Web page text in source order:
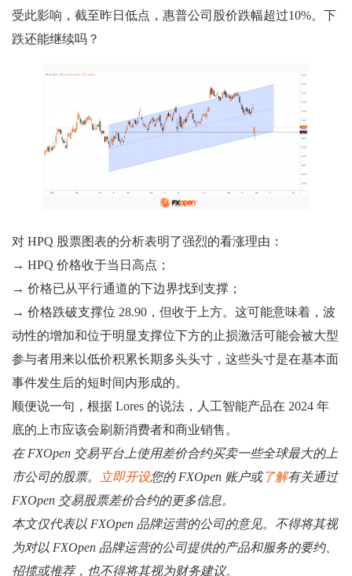
受此影响，截至昨日低点，惠普公司股价跌幅超过10%。下
跌还能继续吗？
对 HPQ 股票图表的分析表明了强烈的看涨理由：
→ HPQ 价格收于当日高点；
→ 价格已从平行通道的下边界找到支撑；
→ 价格跌破支撑位 28.90，但收于上方。这可能意味着，波
动性的增加和位于明显支撑位下方的止损激活可能会被大型
参与者用来以低价积累长期多头头寸，这些头寸是在基本面
事件发生后的短时间内形成的。
顺便说一句，根据 Lores 的说法，人工智能产品在 2024 年
底的上市应该会刷新消费者和商业销售。
在 FXOpen 交易平台上使用差价合约买卖一些全球最大的上
市公司的股票。
立即开设您的 FXOpen 账户或了解有关通过
FXOpen 交易股票差价合约的更多信息。
本文仅代表以 FXOpen 品牌运营的公司的意见。不得将其视
为对以 FXOpen 品牌运营的公司提供的产品和服务的要约、
招揽或推荐，也不得将其视为财务建议。